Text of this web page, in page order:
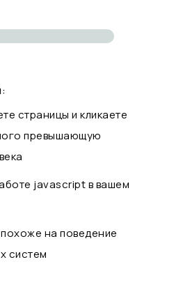
страницы и кликаете
превышающую
javascript в вашем
на поведение
систем